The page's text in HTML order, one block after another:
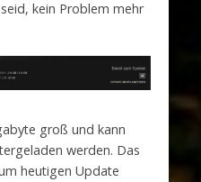
kein Problem mehr
groß und kann
werden. Das
heutigen Update